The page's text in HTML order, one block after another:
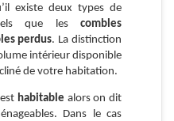
existe deux types de
que les combles
perdus. La distinction
intérieur disponible
de votre habitation.
habitable alors on dit
Dans le cas